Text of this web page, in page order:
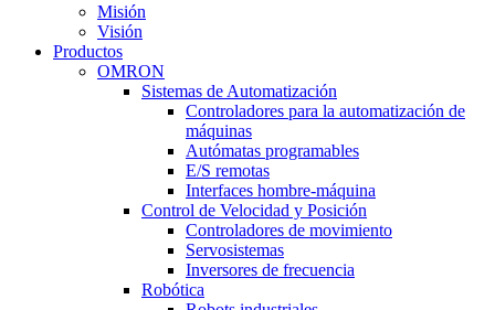
Misión
Visión
Productos
OMRON
Sistemas de Automatización
Controladores para la automatización de
máquinas
Autómatas programables
E/S remotas
Interfaces hombre-máquina
Control de Velocidad y Posición
Controladores de movimiento
Servosistemas
Inversores de frecuencia
Robótica